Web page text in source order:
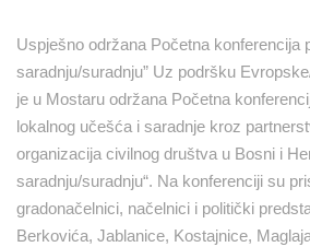
Uspješno održana Početna konferencija
saradnju/suradnju” Uz podršku
je u Mostaru održana Početna
lokalnog učešća i saradnje kroz
organizacija civilnog društva u Bosni i
saradnju/suradnju“. Na konferenciji su
gradonačelnici, načelnici i politički
Berkovića, Jablanice, Kostajnice,